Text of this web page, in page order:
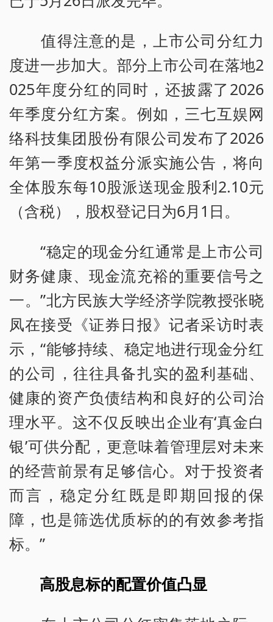
值得注意的是，上市公司分红力
度进一步加大。部分上市公司在落地2
025年度分红的同时，还披露了2026
年季度分红方案。例如，三七互娱网
络科技集团股份有限公司发布了2026
年第一季度权益分派实施公告，将向
全体股东每10股派送现金股利2.10元
（含税），股权登记日为6月1日。
“稳定的现金分红通常是上市公司
财务健康、现金流充裕的重要信号之
一。”北方民族大学经济学院教授张晓
凤在接受《证券日报》记者采访时表
示，“能够持续、稳定地进行现金分红
的公司，往往具备扎实的盈利基础、
健康的资产负债结构和良好的公司治
理水平。这不仅反映出企业有‘真金白
银’可供分配，更意味着管理层对未来
的经营前景有足够信心。对于投资者
而言，稳定分红既是即期回报的保
障，也是筛选优质标的的有效参考指
标。”
高股息标的配置价值凸显